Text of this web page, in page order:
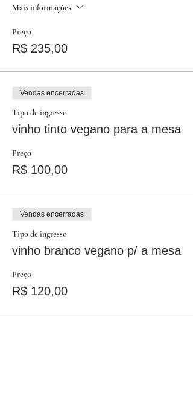
Mais informações
Preço
R$ 235,00
Vendas encerradas
Tipo de ingresso
vinho tinto vegano para a mesa
Preço
R$ 100,00
Vendas encerradas
Tipo de ingresso
vinho branco vegano p/ a mesa
Preço
R$ 120,00